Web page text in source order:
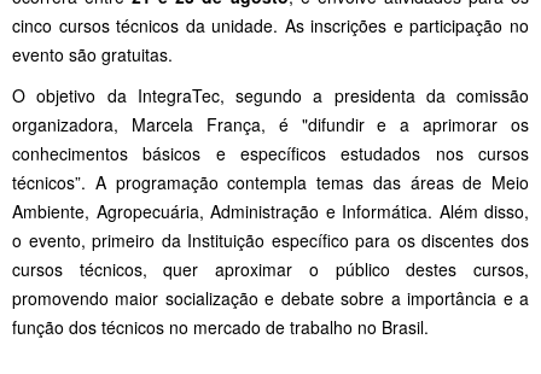
cinco cursos técnicos da unidade. As inscrições e participação no
evento são gratuitas.
O objetivo da IntegraTec, segundo a presidenta da comissão
organizadora, Marcela França, é "difundir e a aprimorar os
conhecimentos básicos e específicos estudados nos cursos
técnicos”. A programação contempla temas das áreas de Meio
Ambiente, Agropecuária, Administração e Informática. Além disso,
o evento, primeiro da Instituição específico para os discentes dos
cursos técnicos, quer aproximar o público destes cursos,
promovendo maior socialização e debate sobre a importância e a
função dos técnicos no mercado de trabalho no Brasil.